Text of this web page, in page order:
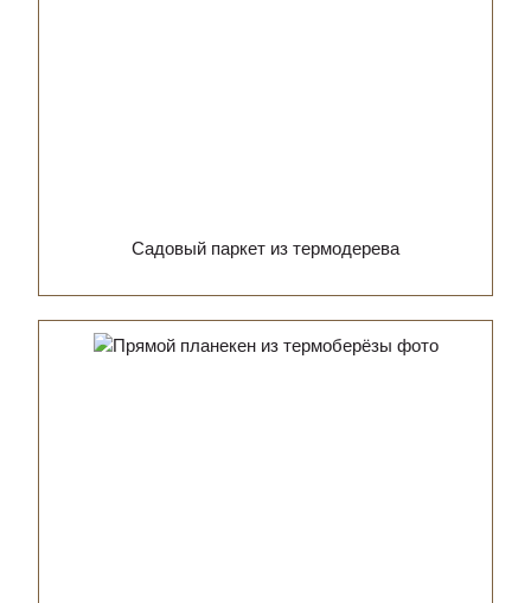
Садовый паркет из термодерева